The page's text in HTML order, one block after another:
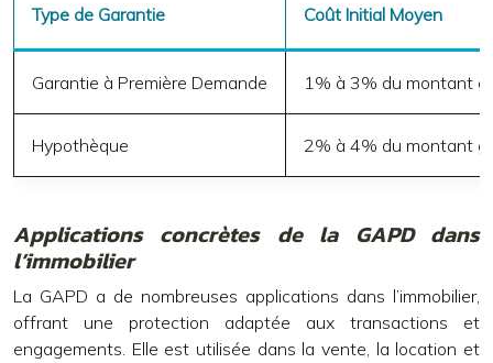
Type de Garantie Coût Initial Moyen
Garantie à Première Demande 1% à 3% du montant
Hypothèque 2% à 4% du montant
Applications concrètes de la GAPD dans
l’immobilier
La GAPD a de nombreuses applications dans l’immobilier,
offrant une protection adaptée aux transactions et
engagements. Elle est utilisée dans la vente, la location et